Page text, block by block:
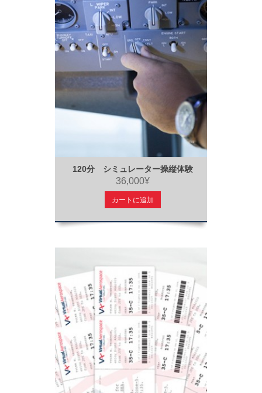
120分 シミュレーター操縦体験
36,000¥
カートに追加